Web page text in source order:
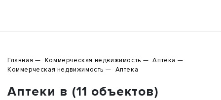
Главная Коммерческая недвижимость
Аптека
Коммерческая недвижимость
Аптека
Аптеки в (11 объектов)